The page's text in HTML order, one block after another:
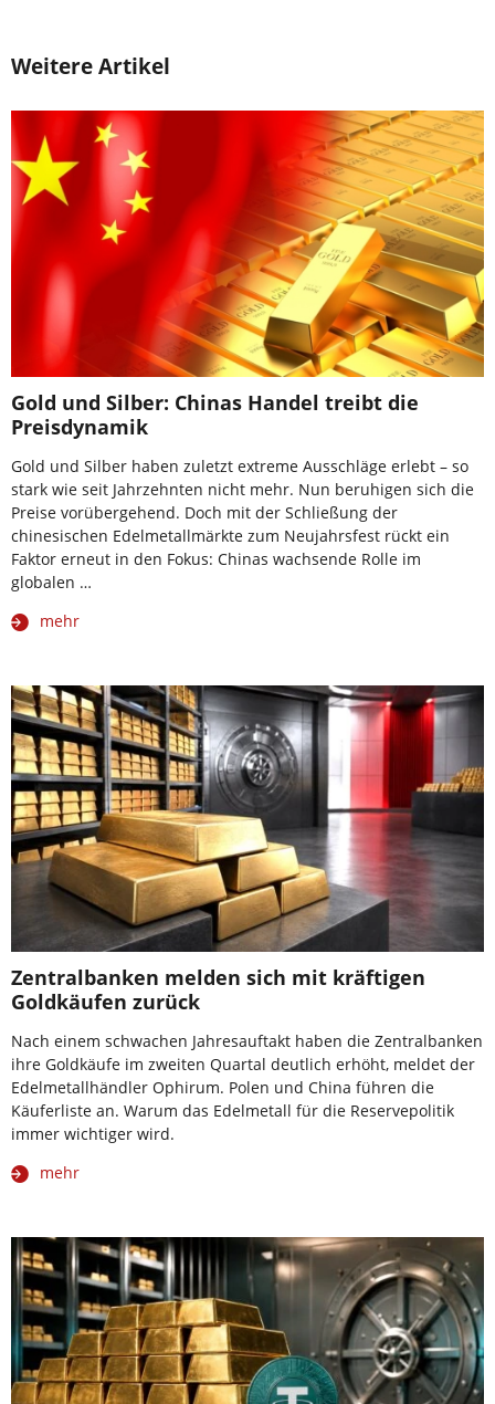
Weitere Artikel
Gold und Silber: Chinas Handel treibt die
Preisdynamik
Gold und Silber haben zuletzt extreme Ausschläge erlebt – so
stark wie seit Jahrzehnten nicht mehr. Nun beruhigen sich die
Preise vorübergehend. Doch mit der Schließung der
chinesischen Edelmetallmärkte zum Neujahrsfest rückt ein
Faktor erneut in den Fokus: Chinas wachsende Rolle im
globalen …
mehr
Zentralbanken melden sich mit kräftigen
Goldkäufen zurück
Nach einem schwachen Jahresauftakt haben die Zentralbanken
ihre Goldkäufe im zweiten Quartal deutlich erhöht, meldet der
Edelmetallhändler Ophirum. Polen und China führen die
Käuferliste an. Warum das Edelmetall für die Reservepolitik
immer wichtiger wird.
mehr